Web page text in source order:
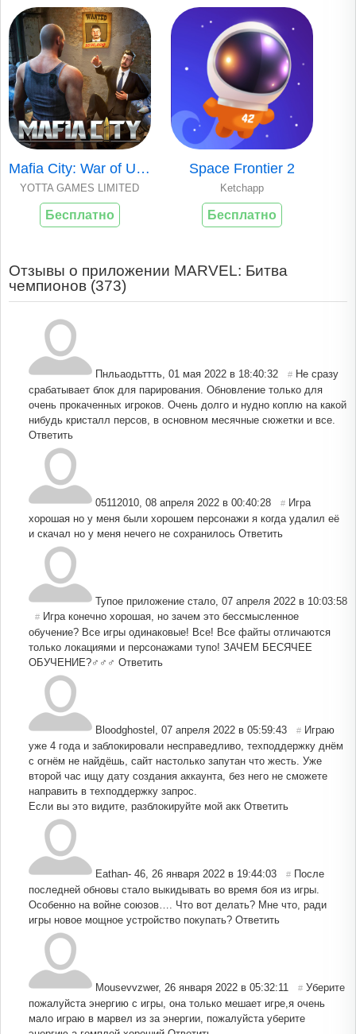
Mafia City: War of Underworld
YOTTA GAMES LIMITED
Бесплатно
Space Frontier 2
Ketchapp
Бесплатно
Отзывы о приложении MARVEL: Битва
чемпионов (373)
Пнльаодьттть, 01 мая 2022 в 18:40:32 # Не сразу
срабатывает блок для парирования. Обновление только для
очень прокаченных игроков. Очень долго и нудно коплю на какой
нибудь кристалл персов, в основном месячные сюжетки и все.
Ответить
05112010, 08 апреля 2022 в 00:40:28 # Игра
хорошая но у меня были хорошем персонажи я когда удалил её
и скачал но у меня нечего не сохранилось Ответить
Тупое приложение стало, 07 апреля 2022 в 10:03:58
# Игра конечно хорошая, но зачем это бессмысленное
обучение? Все игры одинаковые! Все! Все файты отличаются
только локациями и персонажами тупо! ЗАЧЕМ БЕСЯЧЕЕ
ОБУЧЕНИЕ?‍♂️‍♂️‍♂️ Ответить
Bloodghostel , 07 апреля 2022 в 05:59:43 # Играю
уже 4 года и заблокировали несправедливо, техподдержку днём
с огнём не найдёшь, сайт настолько запутан что жесть. Уже
второй час ищу дату создания аккаунта, без него не сможете
направить в техподдержку запрос.
Если вы это видите, разблокируйте мой акк Ответить
Eathan- 46, 26 января 2022 в 19:44:03 # После
последней обновы стало выкидывать во время боя из игры.
Особенно на войне союзов…. Что вот делать? Мне что, ради
игры новое мощное устройство покупать? Ответить
Mousevvzwer, 26 января 2022 в 05:32:11 # Уберите
пожалуйста энергию с игры, она только мешает игре,я очень
мало играю в марвел из за энергии, пожалуйста уберите